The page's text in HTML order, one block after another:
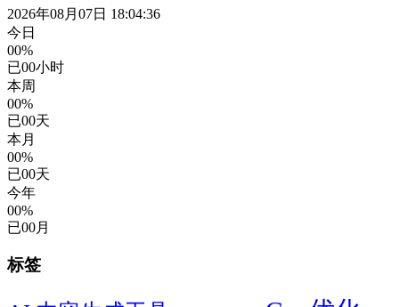
2026年08月07日 18:04:37
今日
00%
已00小时
本周
00%
已00天
本月
00%
已00天
今年
00%
已00月
标签